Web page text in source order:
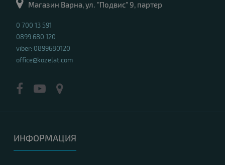
Магазин Варна, ул. "Подвис" 9, партер
0 700 13 591
0899 680 120
viber: 0899680120
office@kozelat.com
ИНФОРМАЦИЯ